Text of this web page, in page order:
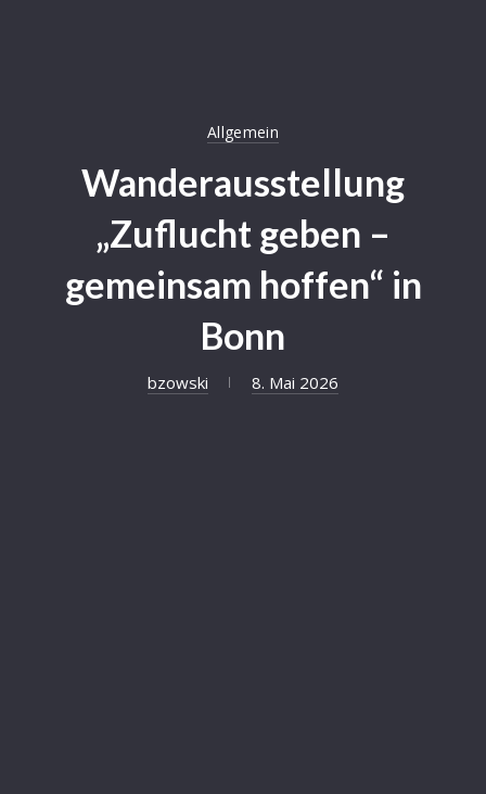
Allgemein
Wanderausstellung
„Zuflucht geben –
gemeinsam hoffen“ in
Bonn
bzowski 8. Mai 2026